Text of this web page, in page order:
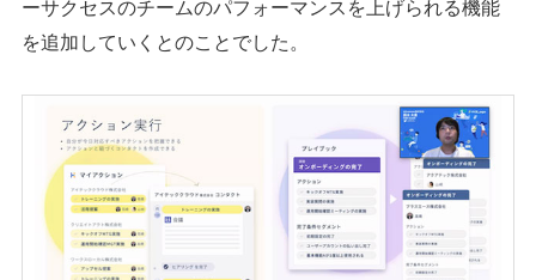
ーサクセスのチームのパフォーマンスを上げられる機能
を追加していくとのことでした。